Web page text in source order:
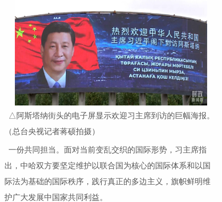
△阿斯塔纳街头的电子屏显示欢迎习主席到访的巨幅海报。
（总台央视记者蒋硕拍摄）
一份共同担当。面对当前变乱交织的国际形势，习主席指
出，中哈双方要坚定维护以联合国为核心的国际体系和以国
际法为基础的国际秩序，践行真正的多边主义，旗帜鲜明维
护广大发展中国家共同利益。